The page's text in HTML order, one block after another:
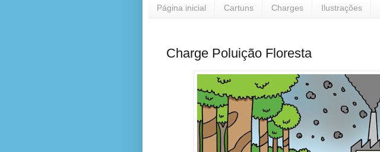
Página inicial Cartuns Charges Ilustrações
Charge Poluição Floresta